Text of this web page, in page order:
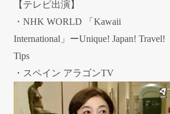
【テレビ出演】
・NHK WORLD 「Kawaii
International」ーUnique! Japan! Travel!
Tips
・スペイン アラゴンTV